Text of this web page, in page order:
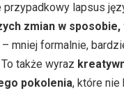
przypadkowy lapsus
zmian w sposobie,
– mniej formalnie,
także wyraz
pokolenia, które nie